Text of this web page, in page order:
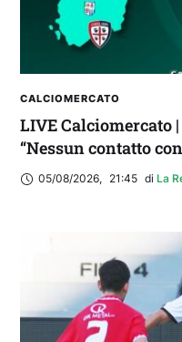
CALCIOMERCATO
LIVE Calciomercato
“Nessun contatto
05/08/2026, 21:45 di La